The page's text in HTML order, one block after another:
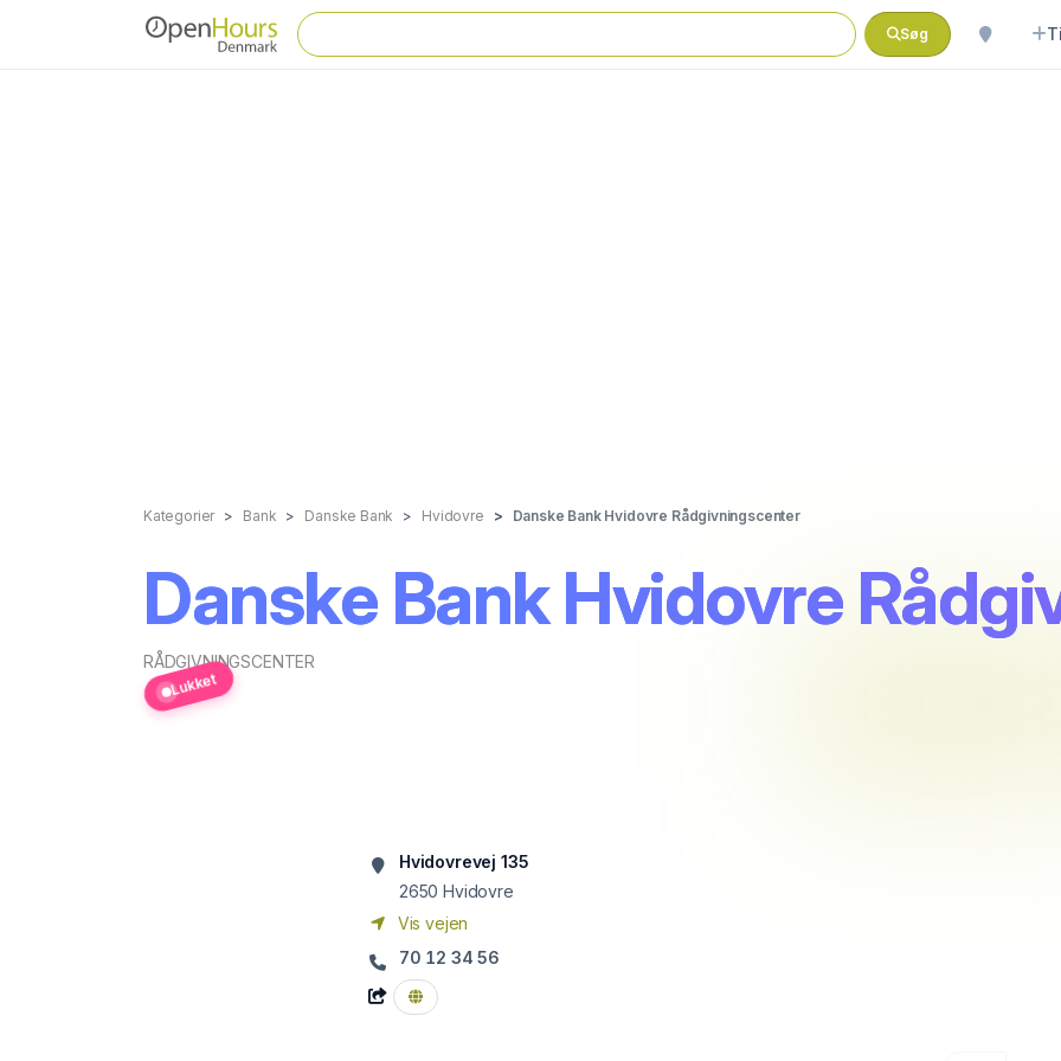
Søg
Kategorier Bank Danske Bank Hvidovre Danske Bank Hvidovre Rådgivningscenter
Danske Bank Hvidovre
RÅDGIVNINGSCENTER
Lukket
Hvidovrevej 135
2650 Hvidovre
Vis vejen
70 12 34 56